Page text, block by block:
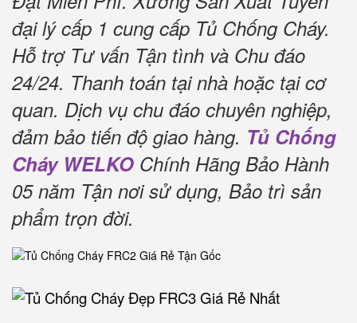
đại lý cấp 1 cung cấp Tủ Chống Cháy.
Hỗ trợ Tư vấn Tận tình và Chu đáo
24/24. Thanh toán tại nhà hoặc tại cơ
quan. Dịch vụ chu đáo chuyên nghiệp,
đảm bảo tiến độ giao hàng. Tủ Chống
Cháy WELKO Chính Hãng Bảo Hành
05 năm Tận nơi sử dụng, Bảo trì sản
phẩm trọn đời.